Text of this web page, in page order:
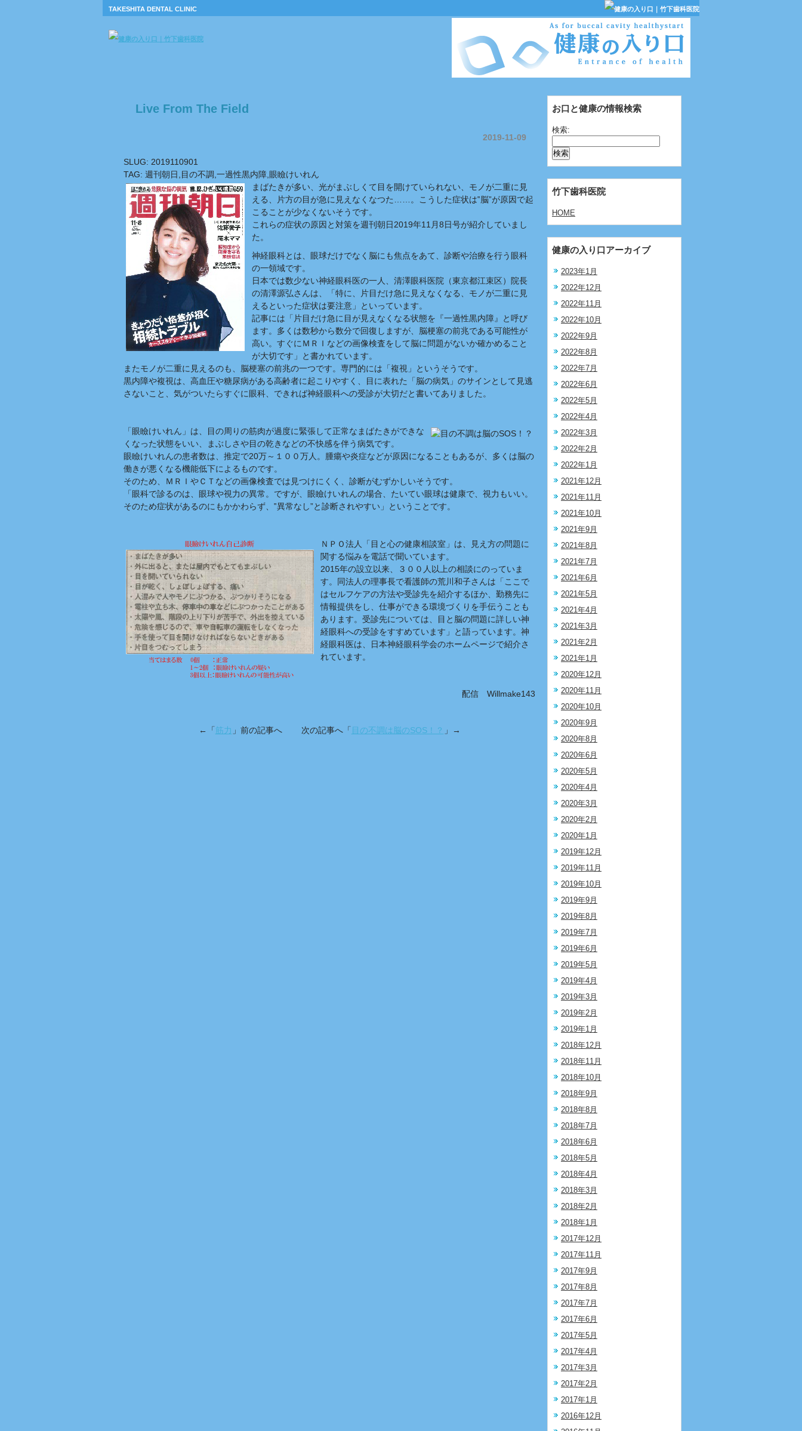
TAKESHITA DENTAL CLINIC
Live From The Field
2019-11-09
SLUG: 2019110901
TAG: 週刊朝日,目の不調,一過性黒内障,眼瞼けいれん
まばたきが多い、光がまぶしくて目を開けていられない、モノが二重に見
える、片方の目が急に見えなくなつた……。こうした症状は‟脳”が原因で起
こることが少なくないそうです。
これらの症状の原因と対策を週刊朝日2019年11月8日号が紹介していまし
た。
神経眼科とは、眼球だけでなく脳にも焦点をあて、診断や治療を行う眼科
の一領域です。
日本では数少ない神経眼科医の一人、清澤眼科医院（東京都江束区）院長
の清澤源弘さんは、「特に、片目だけ急に見えなくなる、モノが二重に見
えるといった症状は要注意」といっています。
記事には「片目だけ急に目が見えなくなる状態を『一過性黒内障』と呼び
ます。多くは数秒から数分で回復しますが、脳梗塞の前兆である可能性が
高い。すぐにＭＲＩなどの画像検査をして脳に問題がないか確かめること
が大切です」と書かれています。
またモノが二重に見えるのも、脳梗塞の前兆の一つです。専門的には「複視」というそうです。
黒内障や複視は、高血圧や糖尿病がある高齢者に起こりやすく、目に表れた「脳の病気」のサインとして見逃
さないこと、気がついたらすぐに眼科、できれば神経眼科への受診が大切だと書いてありました。
「眼瞼けいれん」は、目の周りの筋肉が過度に緊張して正常なまばたきができな
くなった状態をいい、まぶしさや目の乾きなどの不快感を伴う病気です。
眼瞼けいれんの患者数は、推定で20万～１００万人。腫瘍や炎症などが原因になることもあるが、多くは脳の
働きが悪くなる機能低下によるものです。
そのため、ＭＲＩやＣＴなどの画像検査では見つけにくく、診断がむずかしいそうです。
「眼科で診るのは、眼球や視力の異常。ですが、眼瞼けいれんの場合、たいてい眼球は健康で、視力もいい。
そのため症状があるのにもかかわらず、‟異常なし”と診断されやすい」ということです。
ＮＰＯ法人「目と心の健康相談室」は、見え方の問題に
関する悩みを電話で聞いています。
2015年の設立以来、３００人以上の相談にのっていま
す。同法人の理事長で看護師の荒川和子さんは「ここで
はセルフケアの方法や受診先を紹介するほか、勤務先に
情報提供をし、仕事ができる環境づくりを手伝うことも
あります。受診先については、目と脳の問題に詳しい神
経眼科への受診をすすめています」と語っています。神
経眼科医は、日本神経眼科学会のホームページで紹介さ
れています。
配信 Willmake143
←「筋力 」前の記事へ 次の記事へ「 目の不調は脳のSOS！？ 」→
お口と健康の情報検索
検索:
竹下歯科医院
HOME
健康の入り口アーカイブ
2023年1月
2022年12月
2022年11月
2022年10月
2022年9月
2022年8月
2022年7月
2022年6月
2022年5月
2022年4月
2022年3月
2022年2月
2022年1月
2021年12月
2021年11月
2021年10月
2021年9月
2021年8月
2021年7月
2021年6月
2021年5月
2021年4月
2021年3月
2021年2月
2021年1月
2020年12月
2020年11月
2020年10月
2020年9月
2020年8月
2020年6月
2020年5月
2020年4月
2020年3月
2020年2月
2020年1月
2019年12月
2019年11月
2019年10月
2019年9月
2019年8月
2019年7月
2019年6月
2019年5月
2019年4月
2019年3月
2019年2月
2019年1月
2018年12月
2018年11月
2018年10月
2018年9月
2018年8月
2018年7月
2018年6月
2018年5月
2018年4月
2018年3月
2018年2月
2018年1月
2017年12月
2017年11月
2017年9月
2017年8月
2017年7月
2017年6月
2017年5月
2017年4月
2017年3月
2017年2月
2017年1月
2016年12月